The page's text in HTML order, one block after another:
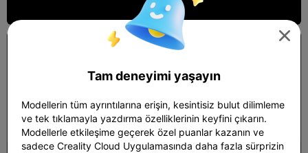

Tam deneyimi yaşayın
Modellerin tüm ayrıntılarına erişin, kesintisiz bulut dilimleme
ve tek tıklamayla yazdırma özelliklerinin keyfini çıkarın.
Modellerle etkileşime geçerek özel puanlar kazanın ve
sadece Creality Cloud Uygulamasında daha fazla sürprizin